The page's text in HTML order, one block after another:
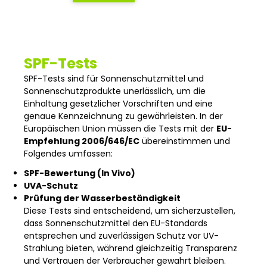
SPF-Tests
SPF-Tests sind für Sonnenschutzmittel und
Sonnenschutzprodukte unerlässlich, um die
Einhaltung gesetzlicher Vorschriften und eine
genaue Kennzeichnung zu gewährleisten. In der
Europäischen Union müssen die Tests mit der EU-
Empfehlung 2006/646/EC übereinstimmen und
Folgendes umfassen:
SPF-Bewertung (In Vivo)
UVA-Schutz
Prüfung der Wasserbeständigkeit
Diese Tests sind entscheidend, um sicherzustellen,
dass Sonnenschutzmittel den EU-Standards
entsprechen und zuverlässigen Schutz vor UV-
Strahlung bieten, während gleichzeitig Transparenz
und Vertrauen der Verbraucher gewahrt bleiben.